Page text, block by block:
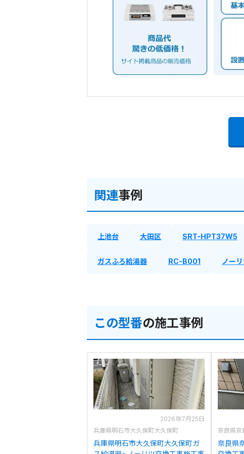
関連事例
上池台 大田区 SRT-HPT37W5
ガスふろ給湯器 RC-B001 ノー
この型番の施工事例
2026年7月25日
兵庫県明石市大久保町大久保町
兵庫県明石市大久保町大久保町ガ
奈良県奈
奈良県